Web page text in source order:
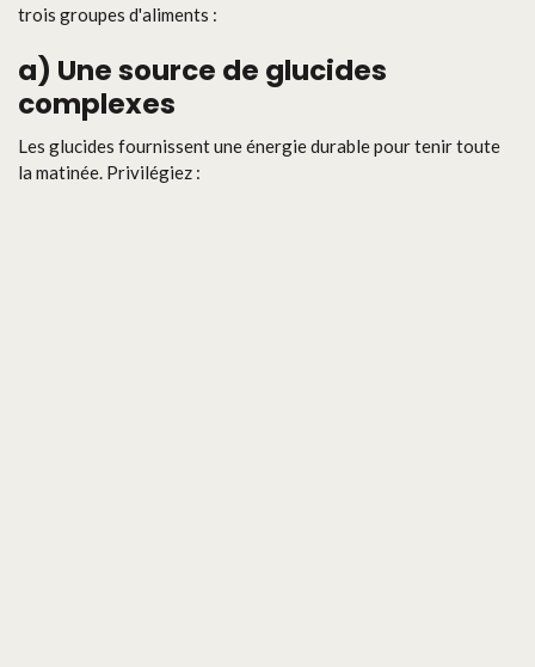
trois groupes d'aliments :
a) Une source de glucides
complexes
Les glucides fournissent une énergie durable pour tenir toute
la matinée. Privilégiez :